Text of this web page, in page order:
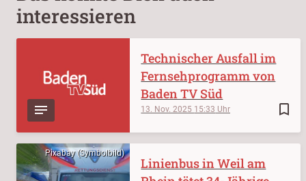
interessieren
bookmark_border
13. Nov. 2025 15:33
Technischer Ausfall im
Fernsehprogramm von
Baden TV Süd
Pixabay (Symbolbild)
Linienbus in Weil am